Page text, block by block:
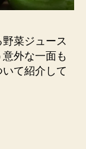
菜ジュース
外な一面も
て紹介して